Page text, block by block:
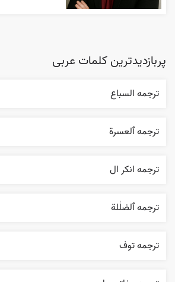
پربازدیدترین کلمات عربی
ترجمه السباع
ترجمه ٱلعسرة
ترجمه انکر ال
ترجمه ٱلضلٰلة
ترجمه توف